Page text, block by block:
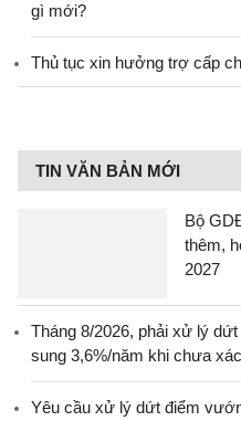
gì mới?
Thủ tục xin hưởng trợ cấp
TIN VĂN BẢN MỚI
Bộ
thêm,
2027
Tháng 8/2026, phải xử lý
sung 3,6%/năm khi chưa
Yêu cầu xử lý dứt điểm